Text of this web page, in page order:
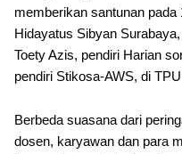
memberikan santunan
Hidayatus Sibyan
Toety Azis, pendiri Harian
pendiri Stikosa-AWS, di
Berbeda suasana dari
dosen, karyawan dan para